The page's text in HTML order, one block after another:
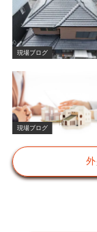
現場ブログ
現場ブログ